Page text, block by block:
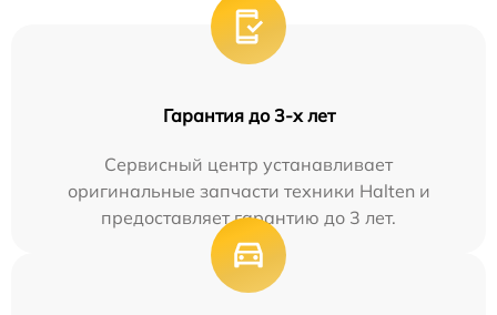
Гарантия до 3-х лет
Сервисный центр устанавливает
оригинальные запчасти техники Halten и
предоставляет гарантию до 3 лет.